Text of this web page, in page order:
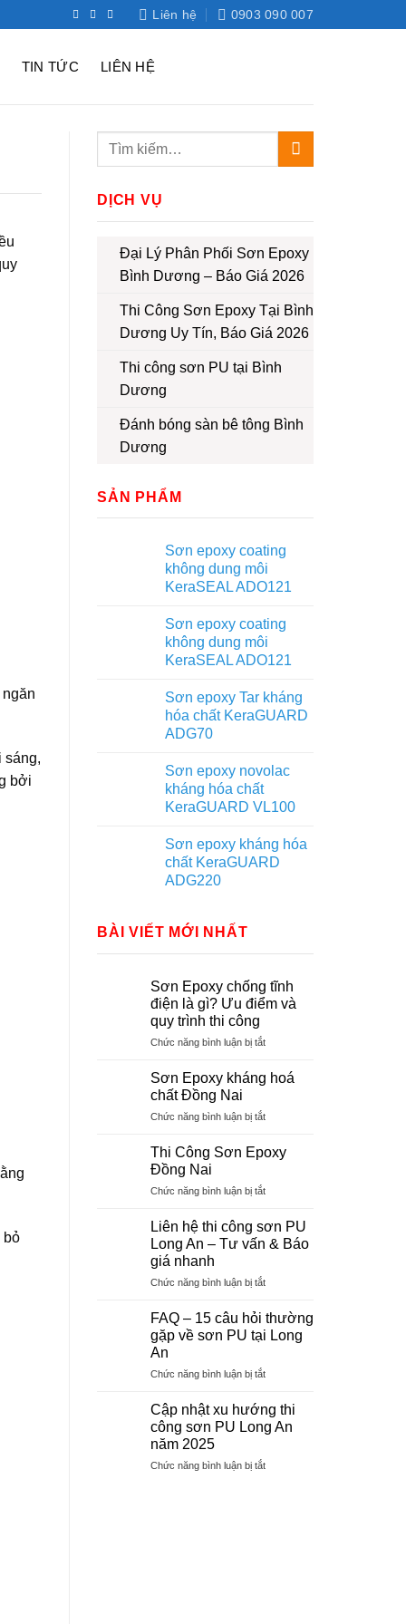
Liên hệ 0903 090 007
TIN TỨC LIÊN HỆ
sáng,
bởi
bỏ
DỊCH VỤ
Đại Lý Phân Phối Sơn Epoxy
Bình Dương – Báo Giá 2026
Thi Công Sơn Epoxy Tại Bình
Dương Uy Tín, Báo Giá 2026
Thi công sơn PU tại Bình
Dương
Đánh bóng sàn bê tông Bình
Dương
SẢN PHẨM
Sơn epoxy coating
không dung môi
KeraSEAL ADO121
Sơn epoxy coating
không dung môi
KeraSEAL ADO121
Sơn epoxy Tar kháng
hóa chất KeraGUARD
ADG70
Sơn epoxy novolac
kháng hóa chất
KeraGUARD VL100
Sơn epoxy kháng hóa
chất KeraGUARD
ADG220
BÀI VIẾT MỚI NHẤT
Sơn Epoxy chống tĩnh
điện là gì? Ưu điểm và
quy trình thi công
Chức năng bình luận bị tắtở
Epoxy
chống
điện
gì?
và
trình
thi
Sơn Epoxy kháng hoá
chất Đồng Nai
Chức năng bình luận bị tắtở
kháng
chất
Nai
Thi Công Sơn Epoxy
Đồng Nai
Chức năng bình luận bị tắtở
Công
Epoxy
Nai
Liên hệ thi công sơn PU
Long An – Tư vấn & Báo
giá nhanh
Chức năng bình luận bị tắtở
hệ
thi
công
PU
An
–
Tư
&
FAQ – 15 câu hỏi thường
gặp về sơn PU tại Long
An
Chức năng bình luận bị tắtở
15
câu
thường
Cập nhật xu hướng thi
công sơn PU Long An
năm 2025
Chức năng bình luận bị tắtở